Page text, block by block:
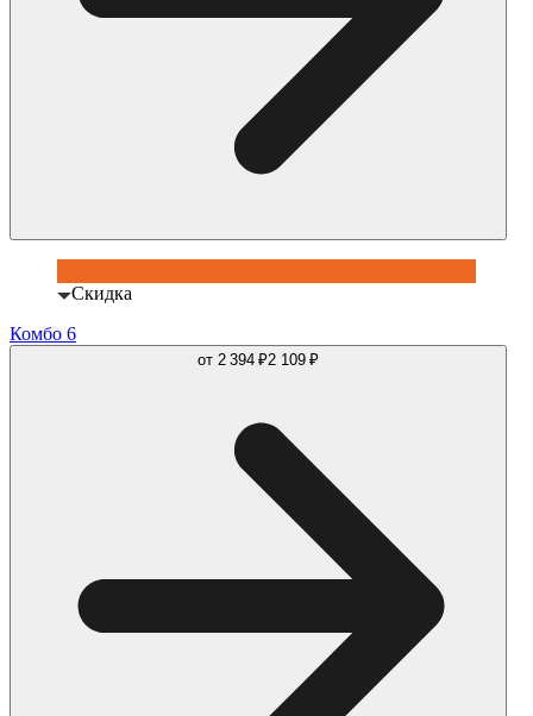
Скидка
Комбо 6
от 2 394 ₽2 109 ₽